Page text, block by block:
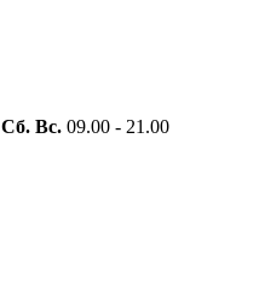
Сб. Вс. 09.00 - 21.00